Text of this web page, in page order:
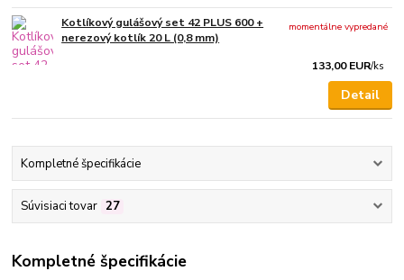
Kotlíkový gulášový set 42 PLUS 600 +
nerezový kotlík 20 L (0,8 mm)
133,00 EUR/ks
momentálne vypredané
Detail
Kompletné špecifikácie
Súvisiaci tovar 27
Kompletné špecifikácie